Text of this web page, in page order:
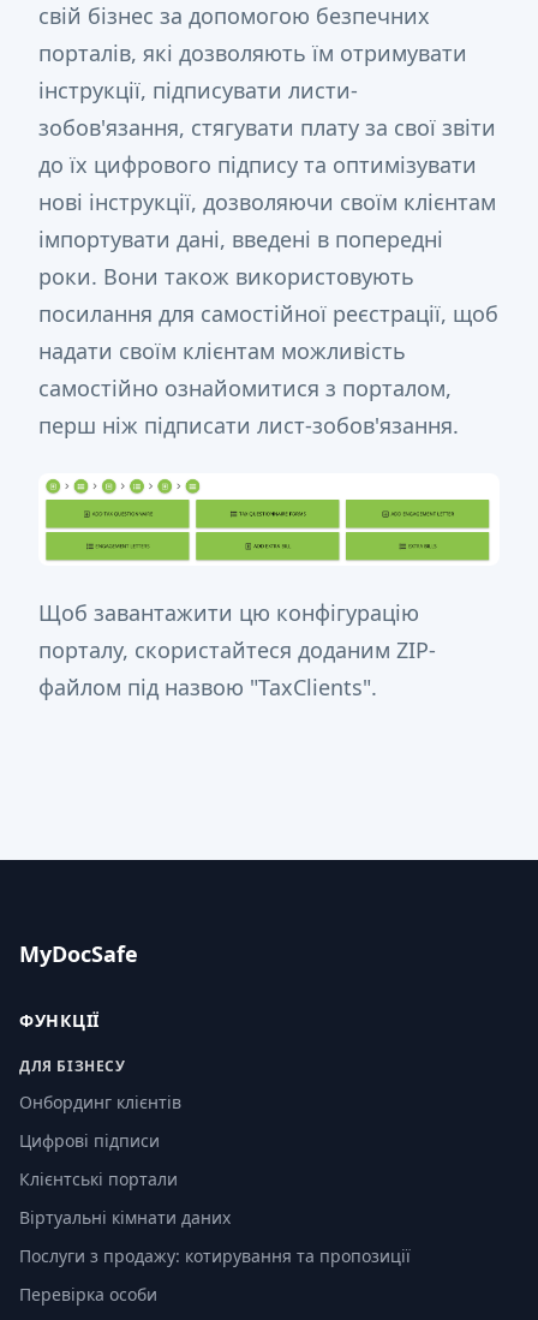
свій бізнес за допомогою безпечних
порталів, які дозволяють їм отримувати
інструкції, підписувати листи-
зобов'язання, стягувати плату за свої звіти
до їх цифрового підпису та оптимізувати
нові інструкції, дозволяючи своїм клієнтам
імпортувати дані, введені в попередні
роки. Вони також використовують
посилання для самостійної реєстрації, щоб
надати своїм клієнтам можливість
самостійно ознайомитися з порталом,
перш ніж підписати лист-зобов'язання.
Щоб завантажити цю конфігурацію
порталу, скористайтеся доданим ZIP-
файлом під назвою "TaxClients".
MyDocSafe
ФУНКЦІЇ
ДЛЯ БІЗНЕСУ
Онбординг клієнтів
Цифрові підписи
Клієнтські портали
Віртуальні кімнати даних
Послуги з продажу: котирування та пропозиції
Перевірка особи